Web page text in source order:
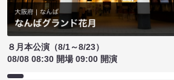
８月本公演（8/1～8/23）
08/08 08:30 開場 09:00 開演